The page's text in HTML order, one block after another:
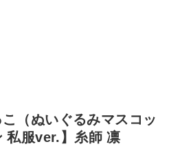
（ぬいぐるみマスコッ
私服ver.】糸師 凛